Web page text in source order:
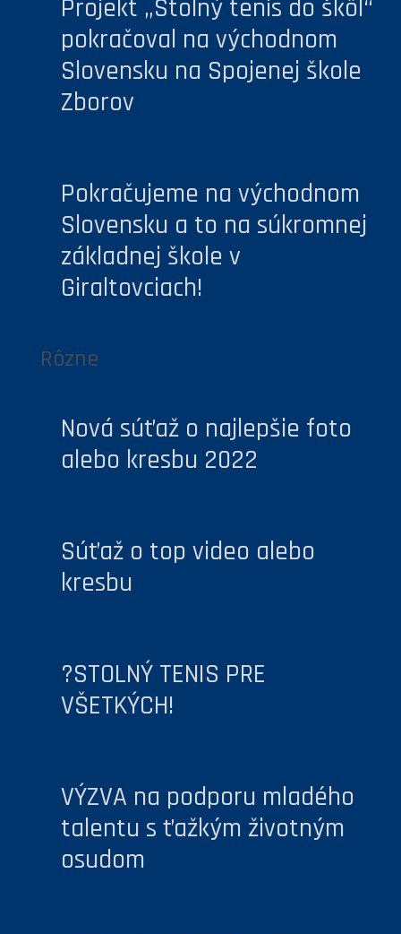
Projekt „Stolný tenis do škôl“
pokračoval na východnom
Slovensku na Spojenej škole
Zborov
Pokračujeme na východnom
Slovensku a to na súkromnej
základnej škole v
Giraltovciach!
Rôzne
Nová súťaž o najlepšie foto
alebo kresbu 2022
Súťaž o top video alebo
kresbu
?STOLNÝ TENIS PRE
VŠETKÝCH!
VÝZVA na podporu mladého
talentu s ťažkým životným
osudom